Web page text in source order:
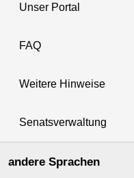
Unser Portal
FAQ
Weitere Hinweise
Senatsverwaltung
andere Sprachen